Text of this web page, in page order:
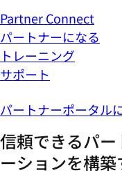
Partner Connect
パートナーになる
トレーニング
サポート
パートナーポータル
信頼できるパ
ーションを構築